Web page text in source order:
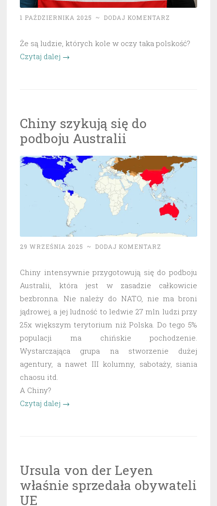
1 PAŹDZIERNIKA 2025 ~ DODAJ KOMENTARZ
Że są ludzie, których kole w oczy taka polskość?
Czytaj dalej „Dacie
→
Chiny szykują się do
podboju Australii
29 WRZEŚNIA 2025 ~ DODAJ KOMENTARZ
Chiny intensywnie przygotowują się do podboju
Australii, która jest w zasadzie całkowicie
bezbronna. Nie należy do NATO, nie ma broni
jądrowej, a jej ludność to ledwie 27 mln ludzi przy
25x większym terytorium niż Polska. Do tego 5%
populacji ma chińskie pochodzenie.
Wystarczająca grupa na stworzenie dużej
agentury, a nawet III kolumny, sabotaży, siania
chaosu itd.
A Chiny?
Czytaj dalej „Chiny
Australii”
→
Ursula von der Leyen
właśnie sprzedała obywateli
UE